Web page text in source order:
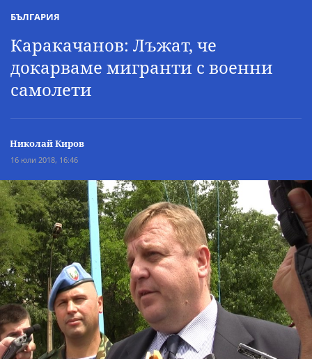
БЪЛГАРИЯ
Каракачанов: Лъжат, че
докарваме мигранти с военни
самолети
Николай Киров
16 юли 2018, 16:46